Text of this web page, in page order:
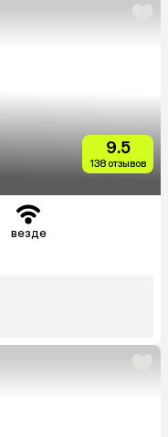
9.5
138 отзывов
везде